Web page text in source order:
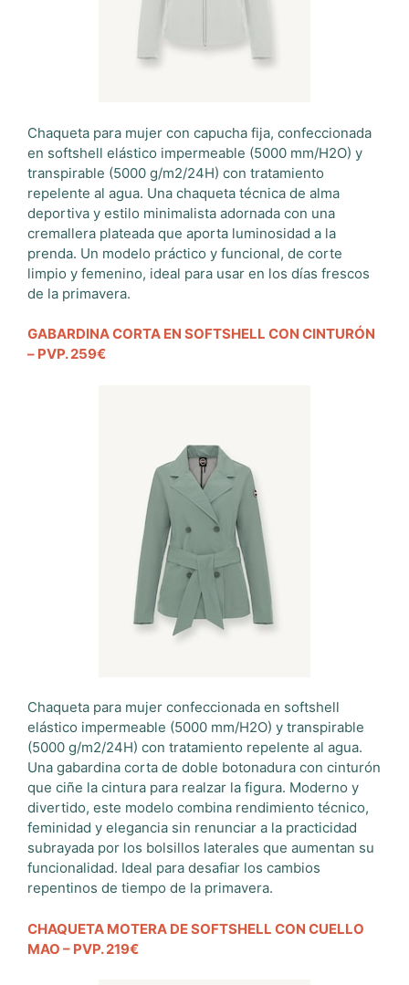
Chaqueta para mujer con capucha fija, confeccionada
en softshell elástico impermeable (5000 mm/H2O) y
transpirable (5000 g/m2/24H) con tratamiento
repelente al agua. Una chaqueta técnica de alma
deportiva y estilo minimalista adornada con una
cremallera plateada que aporta luminosidad a la
prenda. Un modelo práctico y funcional, de corte
limpio y femenino, ideal para usar en los días frescos
de la primavera.
GABARDINA CORTA EN SOFTSHELL CON CINTURÓN
– PVP. 259€
Chaqueta para mujer confeccionada en softshell
elástico impermeable (5000 mm/H2O) y transpirable
(5000 g/m2/24H) con tratamiento repelente al agua.
Una gabardina corta de doble botonadura con cinturón
que ciñe la cintura para realzar la figura. Moderno y
divertido, este modelo combina rendimiento técnico,
feminidad y elegancia sin renunciar a la practicidad
subrayada por los bolsillos laterales que aumentan su
funcionalidad. Ideal para desafiar los cambios
repentinos de tiempo de la primavera.
CHAQUETA MOTERA DE SOFTSHELL CON CUELLO
MAO – PVP. 219€